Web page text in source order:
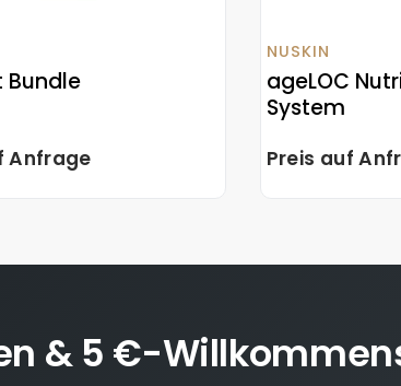
Bundle
Anfrage
NUSKIN
ageLOC
System
Preis auf
& 5 €-